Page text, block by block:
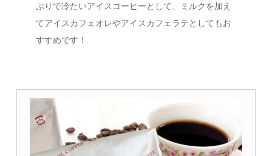
ぷりで冷たいアイスコーヒーとして、ミルクを加え
てアイスカフェオレやアイスカフェラテとしてもお
すすめです！